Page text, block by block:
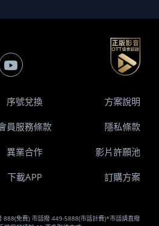
888(免費) 市話撥 449-5888(市話計費)*市話請直撥
序號兌換 方案說明
員服務條款 隱私條款
異業合作 影片許願池
下載APP 訂購方案